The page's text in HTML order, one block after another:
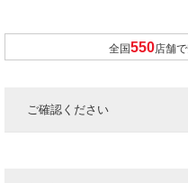
全国 店舗
ご確認ください